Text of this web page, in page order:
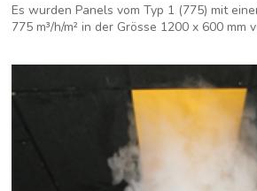
Es wurden Panels vom Typ 1 (775) mit
775 m³/h/m² in der Grösse 1200 x 600 mm